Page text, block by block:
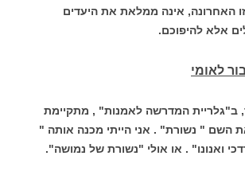
האחרונה, אינה ממלאת את היעדים
אלא להיפוכם.
לאומי
ב"גלריית המדרשה לאמנות" , מתקיימת
השם " נשורת" . אני הייתי מכנה אותה "
ואנונו" . או אולי "נשורת של נמושה".